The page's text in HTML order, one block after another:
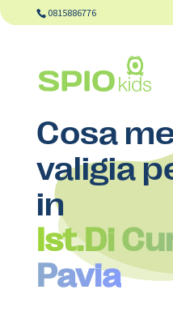
0815886776
Cosa
valigia
in
Ist.Di
Pavia